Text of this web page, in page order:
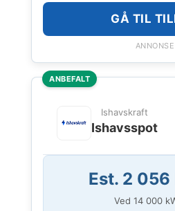
GÅ TIL
ANNONSE
ANBEFALT
Ishavskraft
Ishavsspot
Est. 2
Ved 14 000